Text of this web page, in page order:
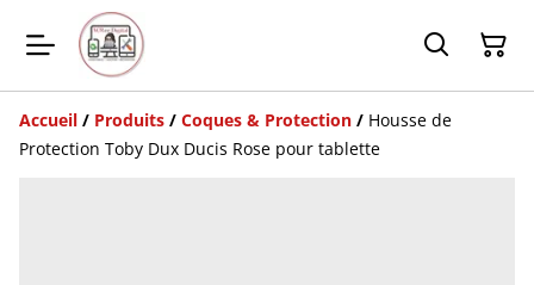
Accueil / Produits / Coques & Protection / Housse de
Protection Toby Dux Ducis Rose pour tablette